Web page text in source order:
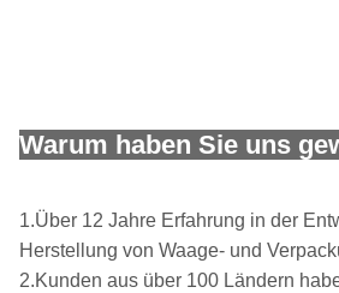
Warum haben Sie uns
1.Über 12 Jahre Erfahrung in der
Herstellung von Waage- und
2.Kunden aus über 100 Ländern